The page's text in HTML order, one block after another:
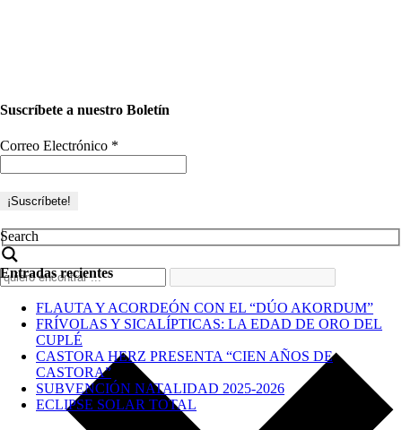
Suscríbete a nuestro Boletín
Correo Electrónico *
Search
Entradas recientes
FLAUTA Y ACORDEÓN CON EL “DÚO AKORDUM”
FRÍVOLAS Y SICALÍPTICAS: LA EDAD DE ORO DEL
CUPLÉ
CASTORA HERZ PRESENTA “CIEN AÑOS DE
CASTORA”
SUBVENCIÓN NATALIDAD 2025-2026
ECLIPSE SOLAR TOTAL